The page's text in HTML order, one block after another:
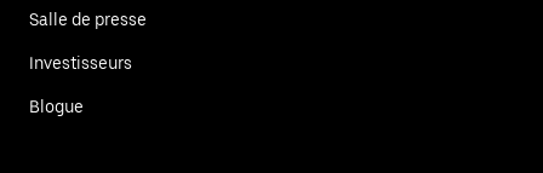
Salle de presse
Investisseurs
Blogue